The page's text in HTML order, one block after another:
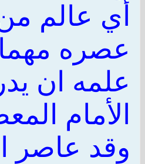
أي عالم
عصره
علمه ان
الأمام
وقد عاصر